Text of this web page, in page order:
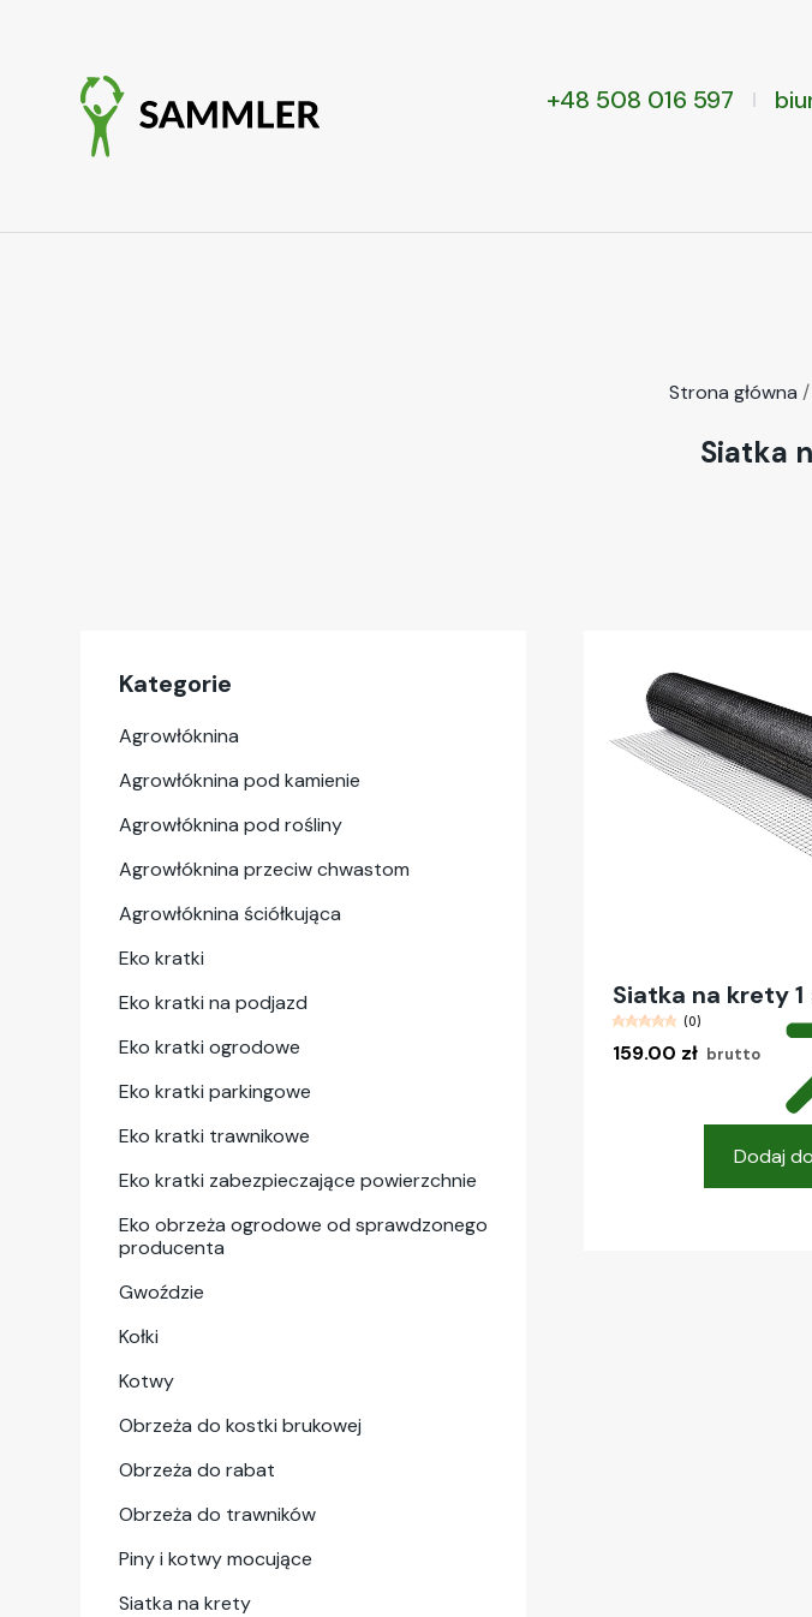
+48 508 016 597
Strona główna
Siatka
Kategorie
Agrowłóknina
Agrowłóknina pod kamienie
Agrowłóknina pod rośliny
Agrowłóknina przeciw chwastom
Agrowłóknina ściółkująca
Eko kratki
Eko kratki na podjazd
Eko kratki ogrodowe
Eko kratki parkingowe
Eko kratki trawnikowe
Eko kratki zabezpieczające powierzchnie
Eko obrzeża ogrodowe od sprawdzonego
producenta
Gwoździe
Kołki
Kotwy
Obrzeża do kostki brukowej
Obrzeża do rabat
Obrzeża do trawników
Piny i kotwy mocujące
Siatka na krety
Siatka na krety 1
(0)
159.00 zł brutto
Dodaj